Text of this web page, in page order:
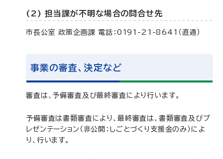
(2) 担当課が不明な場合の問合せ先
市長公室 政策企画課 電話：0191-21-8641（直通）
事業の審査、決定など
審査は、予備審査及び最終審査により行います。
予備審査は書類審査により、最終審査は、書類審査及びプ
レゼンテーション（非公開：しごとづくり支援金のみ）によ
り、行います。